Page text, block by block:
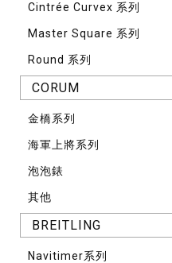
Cintrée Curvex 系列
Master Square 系列
Round 系列
CORUM
⾦橋系列
海軍上將系列
泡泡錶
其他
BREITLING
Navitimer系列